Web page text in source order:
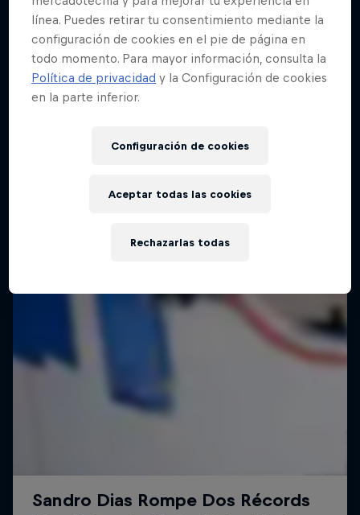
línea. Puedes retirar tu consentimiento mediante la
configuración de cookies en el pie de página en
todo momento. Para mayor información, consulta la
Política de privacidad y la Configuración de cookies
en la parte inferior.
Configuración de cookies
Rechazarlas todas
Aceptar todas las cookies